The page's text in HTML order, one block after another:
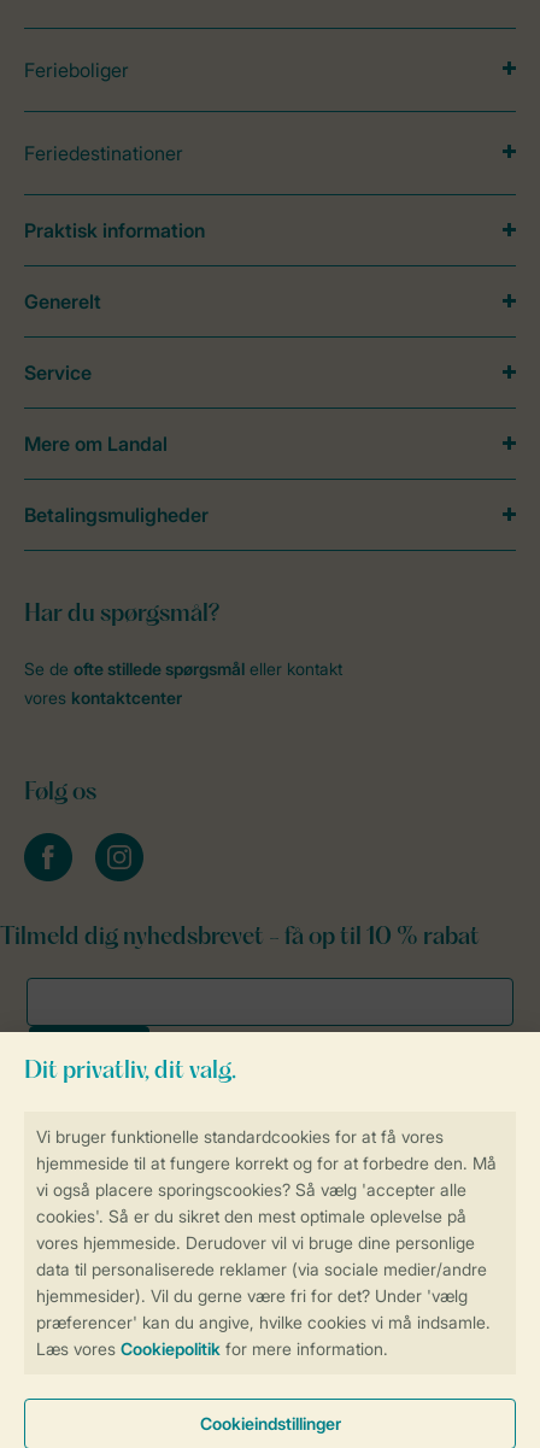
Få en personligt tilpasset oplevelse
på Landal.dk
Sikker og hurtig online booking
Sikker datahåndtering
Ferieboliger
Feriedestinationer
Har du spørgsmål?
Se de ofte stillede spørgsmål eller kontakt
vores kontaktcenter
Følg os
facebookinstagram
Tilmeld dig nyhedsbrevet - få op til 10 % rabat
Praktisk information
Generelt
Service
Mere om Landal
Betalingsmuligheder